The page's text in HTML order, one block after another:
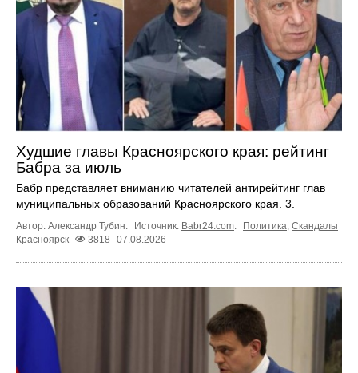
Худшие главы Красноярского края: рейтинг
Бабра за июль
Бабр представляет вниманию читателей антирейтинг глав
муниципальных образований Красноярского края. 3.
Автор: Александр Тубин. Источник: Babr24.com. Политика, Скандалы
Красноярск
3818 07.08.2026